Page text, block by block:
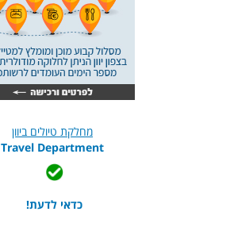
מחלקת טיולים ביוון
Travel Department
כדאי לדעת!